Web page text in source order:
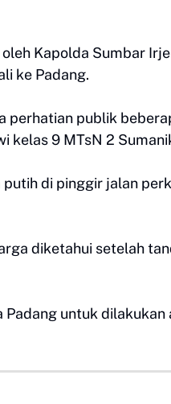
Kapolda Sumbar
ke Padang.
perhatian publik
kelas 9 MTsN 2
di pinggir jalan
diketahui setelah
untuk dilakukan